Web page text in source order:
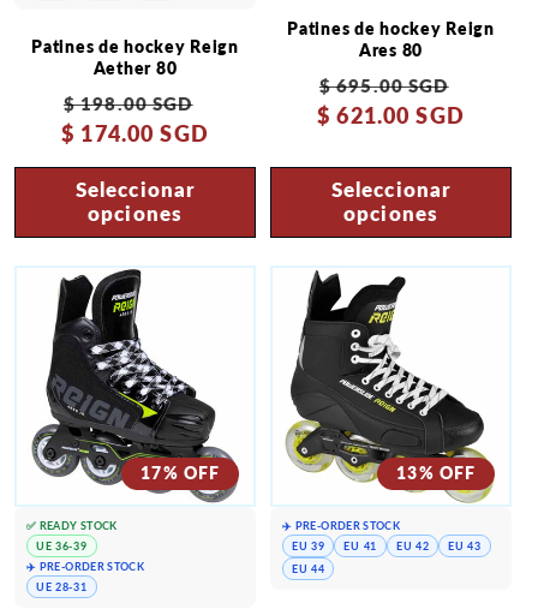
Patines de hockey Reign
Aether 80
Precio
habitual
$ 198.00 SGD
de
oferta
$ 174.00 SGD
Seleccionar
opciones
Patines de hockey Reign
Ares 80
Precio
habitual
$ 695.00 SGD
de
$ 621.00 SGD
Seleccionar
opciones
17% OFF
✅ READY STOCK
UE 36-39
✈️ PRE-ORDER STOCK
UE 28-31
13% OFF
✈️ PRE-ORDER STOCK
EU 39
EU 41 EU 42
EU 43
EU 44